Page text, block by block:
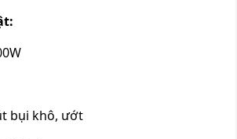
bụi khô, ướt